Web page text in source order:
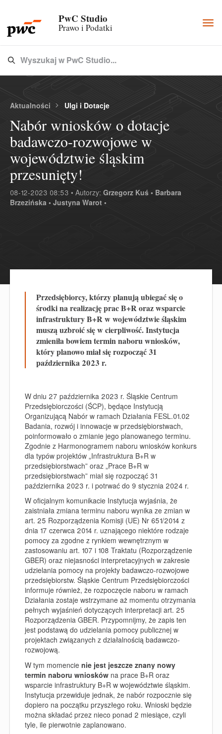
PwC Studio
Prawo i Podatki
Type 3 or more characters for results.
Wyszukaj w PwC Studio...
Aktualności Ulgi i Dotacje
Nabór wniosków o dotacje
badawczo-rozwojowe w
województwie śląskim
przesunięty!
08-12-2023 08:53 • Autorzy: Grzegorz Kuś • Barbara
Brzezińska • Justyna Warot •
Przedsiębiorcy, którzy planują ubiegać się o
środki na realizację prac B+R oraz wsparcie
infrastruktury B+R w województwie śląskim
muszą uzbroić się w cierpliwość. Instytucja
zmieniła bowiem termin naboru wniosków,
który planowo miał się rozpocząć 31
października 2023 r.
W dniu 27 października 2023 r. Śląskie Centrum
Przedsiębiorczości (ŚCP), będące Instytucją
Organizującą Nabór w ramach Działania FESL.01.02
Badania, rozwój i innowacje w przedsiębiorstwach,
poinformowało o zmianie jego planowanego terminu.
Zgodnie z Harmonogramem naboru wniosków konkurs
dla typów projektów „Infrastruktura B+R w
przedsiębiorstwach” oraz „Prace B+R w
przedsiębiorstwach” miał się rozpocząć 31
października 2023 r. i potrwać do 9 stycznia 2024 r.
W oficjalnym komunikacie Instytucja wyjaśnia, że
zaistniała zmiana terminu naboru wynika ze zmian w
art. 25 Rozporządzenia Komisji (UE) Nr 651/2014 z
dnia 17 czerwca 2014 r. uznającego niektóre rodzaje
pomocy za zgodne z rynkiem wewnętrznym w
zastosowaniu art. 107 i 108 Traktatu (Rozporządzenie
GBER) oraz niejasności interpretacyjnych w zakresie
udzielania pomocy na projekty badawczo-rozwojowe
przedsiębiorstw. Śląskie Centrum Przedsiębiorczości
informuje również, że rozpoczęcie naboru w ramach
Działania zostaje wstrzymane aż momentu otrzymania
pełnych wyjaśnień dotyczących interpretacji art. 25
Rozporządzenia GBER. Przypomnijmy, że zapis ten
jest podstawą do udzielania pomocy publicznej w
projektach związanych z działalnością badawczo-
rozwojową.
W tym momencie nie jest jeszcze znany nowy
termin naboru wniosków na prace B+R oraz
wsparcie infrastruktury B+R w województwie śląskim.
Instytucja przewiduje jednak, że nabór rozpocznie się
dopiero na początku przyszłego roku. Wnioski będzie
można składać przez nieco ponad 2 miesiące, czyli
tyle, ile pierwotnie zaplanowano.